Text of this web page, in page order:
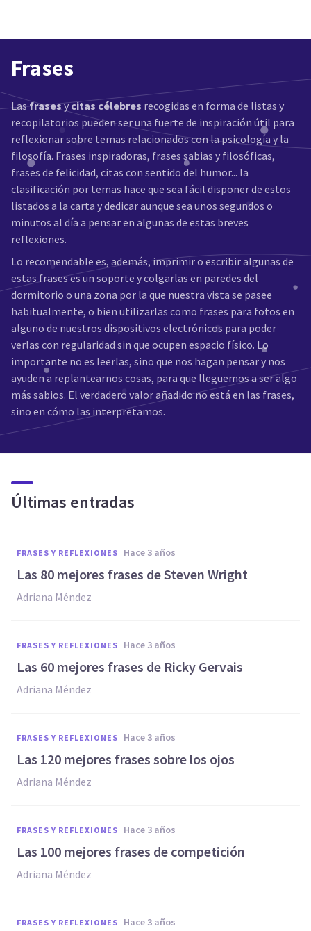
Frases
Lasfrasesycitas célebres recogidas en forma de listas y
recopilatorios pueden ser una fuerte de inspiración útil para
reflexionar sobre temas relacionados con la psicología y la
filosofía. Frases inspiradoras, frases sabias y filosóficas,
frases de felicidad, citas con sentido del humor... la
clasificación por temas hace que sea fácil disponer de estos
listados a la carta y dedicar aunque sea unos segundos o
minutos al día a pensar en algunas de estas breves
reflexiones.
Lo recomendable es, además, imprimir o escribir algunas de
estas frases es un soporte y colgarlas en paredes del
dormitorio o una zona por la que nuestra vista se pasee
habitualmente, o bien utilizarlas como frases para fotos en
alguno de nuestros dispositivos electrónicos para poder
verlas con regularidad sin que ocupen espacio físico. Lo
importante no es leerlas, sino que nos hagan pensar y nos
ayuden a replantearnos cosas, para que lleguemos a ser algo
más sabios. El verdadero valor añadido no está en las frases,
sino en cómo las interpretamos.
Últimas entradas
FRASES Y REFLEXIONES hace 3 años
Las 80 mejores frases de Steven Wright
Adriana Méndez
FRASES Y REFLEXIONES hace 3 años
Las 60 mejores frases de Ricky Gervais
Adriana Méndez
FRASES Y REFLEXIONES hace 3 años
Las 120 mejores frases sobre los ojos
Adriana Méndez
FRASES Y REFLEXIONES hace 3 años
Las 100 mejores frases de competición
Adriana Méndez
FRASES Y REFLEXIONES hace 3 años